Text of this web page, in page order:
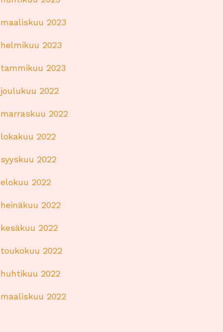
maaliskuu 2023
helmikuu 2023
tammikuu 2023
joulukuu 2022
marraskuu 2022
lokakuu 2022
syyskuu 2022
elokuu 2022
heinäkuu 2022
kesäkuu 2022
toukokuu 2022
huhtikuu 2022
maaliskuu 2022